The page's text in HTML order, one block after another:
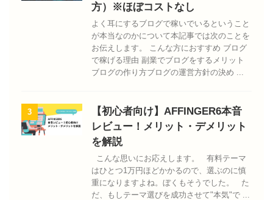
方）※ほぼコストなし
よく耳にするブログで稼いでいるということ
が本当なのかについて本記事では次のことを
お伝えします。 こんな方におすすめ ブログ
で稼げる理由 副業でブログをするメリット
ブログの作り方ブログの運営方針の決め ...
3
【初心者向け】AFFINGER6本音
レビュー！メリット・デメリット
を解説
こんな思いにお応えします。 有料テーマ
はひとつ1万円ほどかかるので、選ぶのに慎
重になりますよね。ぼくもそうでした。 た
だ、もしテーマ選びを成功させて"本気"で ...